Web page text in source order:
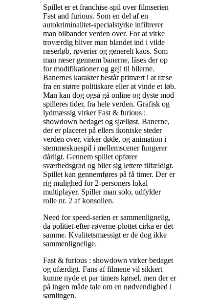
Spillet er et franchise-spil over filmserien
Fast and furious. Som en del af en
autokriminalitet-specialstyrke infiltrerer
man bilbander verden over. For at virke
troværdig bliver man blandet ind i vilde
ræserløb, røverier og generelt kaos. Som
man ræser gennem banerne, låses der op
for modifikationer og gejl til bilerne.
Banernes karakter består primært i at ræse
fra en større politiskare eller at vinde et løb.
Man kan dog også gå online og dyste mod
spilleres tider, fra hele verden. Grafisk og
lydmæssig virker Fast & furious :
showdown bedaget og sjælløst. Banerne,
der er placeret på ellers ikoniske steder
verden over, virker døde, og animation i
stemmeskuespil i mellemscener fungerer
dårligt. Gennem spillet opfører
sværhedsgrad og biler sig lettere tilfældigt.
Spillet kan gennemføres på få timer. Der er
rig mulighed for 2-personers lokal
multiplayer. Spiller man solo, udfylder
rolle nr. 2 af konsollen.
Need for speed-serien er sammenlignelig,
da politiet-efter-røverne-plottet cirka er det
samme. Kvalitetsmæssigt er de dog ikke
sammenlignelige.
Fast & furious : showdown virker bedaget
og ufærdigt. Fans af filmene vil sikkert
kunne nyde et par timers kørsel, men der er
på ingen måde tale om en nødvendighed i
samlingen.